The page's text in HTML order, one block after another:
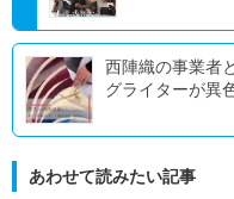
西陣織の事業者
グライターが異
あわせて読みたい記事